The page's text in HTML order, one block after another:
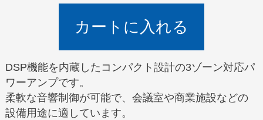
カートに入れる
DSP機能を内蔵したコンパクト設計の3ゾーン対応パ
ワーアンプです。
柔軟な音響制御が可能で、会議室や商業施設などの
設備用途に適しています。